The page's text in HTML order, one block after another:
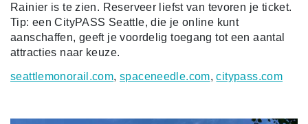
Rainier is te zien. Reserveer liefst van tevoren je ticket.
Tip: een CityPASS Seattle, die je online kunt
aanschaffen, geeft je voordelig toegang tot een aantal
attracties naar keuze.
seattlemonorail.com, spaceneedle.com,citypass.com